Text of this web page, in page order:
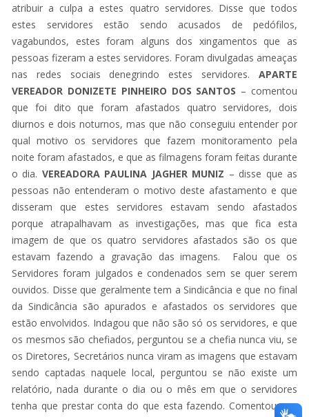
atribuir a culpa a estes quatro servidores. Disse que todos
estes servidores estão sendo acusados de pedófilos,
vagabundos, estes foram alguns dos xingamentos que as
pessoas fizeram a estes servidores. Foram divulgadas ameaças
nas redes sociais denegrindo estes servidores. APARTE
VEREADOR DONIZETE PINHEIRO DOS SANTOS – comentou
que foi dito que foram afastados quatro servidores, dois
diurnos e dois noturnos, mas que não conseguiu entender por
qual motivo os servidores que fazem monitoramento pela
noite foram afastados, e que as filmagens foram feitas durante
o dia. VEREADORA PAULINA JAGHER MUNIZ – disse que as
pessoas não entenderam o motivo deste afastamento e que
disseram que estes servidores estavam sendo afastados
porque atrapalhavam as investigações, mas que fica esta
imagem de que os quatro servidores afastados são os que
estavam fazendo a gravação das imagens. Falou que os
Servidores foram julgados e condenados sem se quer serem
ouvidos. Disse que geralmente tem a Sindicância e que no final
da Sindicância são apurados e afastados os servidores que
estão envolvidos. Indagou que não são só os servidores, e que
os mesmos são chefiados, perguntou se a chefia nunca viu, se
os Diretores, Secretários nunca viram as imagens que estavam
sendo captadas naquele local, perguntou se não existe um
relatório, nada durante o dia ou o mês em que o servidores
tenha que prestar conta do que esta fazendo. Comentou que